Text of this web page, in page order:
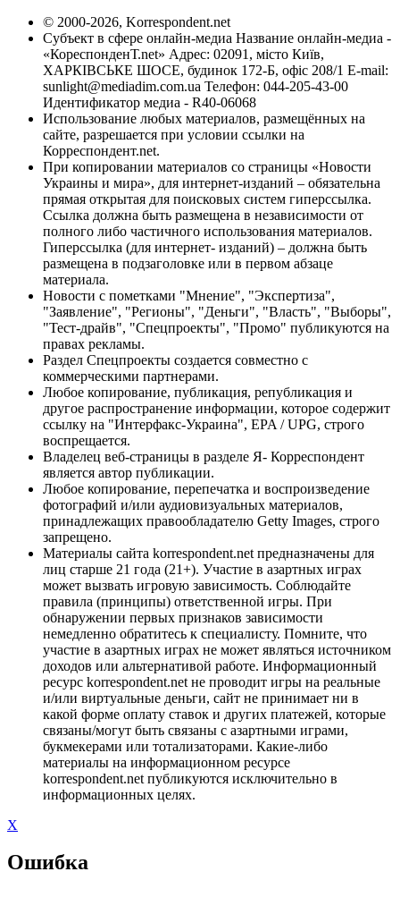
© 2000-2026, Korrespondent.net
Субъект в сфере онлайн-медиа Название онлайн-медиа -
«КореспонденТ.net» Адрес: 02091, місто Київ,
ХАРКІВСЬКЕ ШОСЕ, будинок 172-Б, офіс 208/1 E-mail:
sunlight@mediadim.com.ua Телефон: 044-205-43-00
Идентификатор медиа - R40-06068
Использование любых материалов, размещённых на
сайте, разрешается при условии ссылки на
Корреспондент.net.
При копировании материалов со страницы «Новости
Украины и мира», для интернет-изданий – обязательна
прямая открытая для поисковых систем гиперссылка.
Ссылка должна быть размещена в независимости от
полного либо частичного использования материалов.
Гиперссылка (для интернет- изданий) – должна быть
размещена в подзаголовке или в первом абзаце
материала.
Новости с пометками "Мнение", "Экспертиза",
"Заявление", "Регионы", "Деньги", "Власть", "Выборы",
"Тест-драйв", "Спецпроекты", "Промо" публикуются на
правах рекламы.
Раздел Спецпроекты создается совместно с
коммерческими партнерами.
Любое копирование, публикация, републикация и
другое распространение информации, которое содержит
ссылку на "Интерфакс-Украина", EPA / UPG, строго
воспрещается.
Владелец веб-страницы в разделе Я- Корреспондент
является автор публикации.
Любое копирование, перепечатка и воспроизведение
фотографий и/или аудиовизуальных материалов,
принадлежащих правообладателю Getty Images, строго
запрещено.
Материалы сайта korrespondent.net предназначены для
лиц старше 21 года (21+). Участие в азартных играх
может вызвать игровую зависимость. Соблюдайте
правила (принципы) ответственной игры. При
обнаружении первых признаков зависимости
немедленно обратитесь к специалисту. Помните, что
участие в азартных играх не может являться источником
доходов или альтернативой работе. Информационный
ресурс korrespondent.net не проводит игры на реальные
и/или виртуальные деньги, сайт не принимает ни в
какой форме оплату ставок и других платежей, которые
связаны/могут быть связаны с азартными играми,
букмекерами или тотализаторами. Какие-либо
материалы на информационном ресурсе
korrespondent.net публикуются исключительно в
информационных целях.
X
Ошибка